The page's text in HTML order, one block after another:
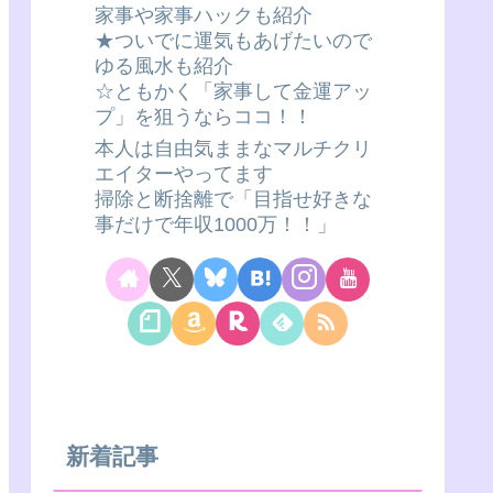
家事や家事ハックも紹介
★ついでに運気もあげたいので
ゆる風水も紹介
☆ともかく「家事して金運アッ
プ」を狙うならココ！！
本人は自由気ままなマルチクリ
エイターやってます
掃除と断捨離で「目指せ好きな
事だけで年収1000万！！」
新着記事